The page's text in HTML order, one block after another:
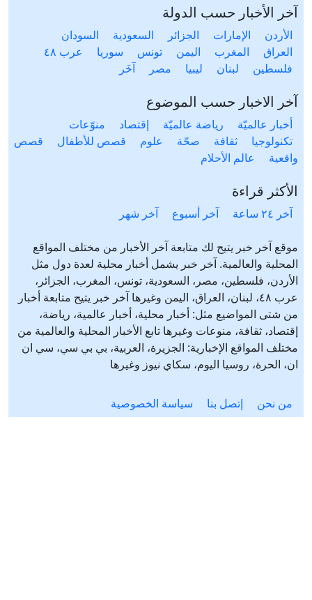
آخر الأخبار حسب الدولة
الأردن الإمارات الجزائر السعودية
السودان
العراق
المغرب اليمن تونس سوريا
عرب ٤٨
فلسطين
لبنان ليبيا مصر آخَر
آخر الاخبار حسب الموضوع
أخبار عالميّة رياضة عالميّة إقتصاد
منوّعات
تكنولوجيا
ثقافة صحّة علوم قصص للأطفال
قصص
واقعية
عالم الأحلام
الأكثر قراءة
آخر ٢٤ ساعة آخر أسبوع آخر شهر
موقع آخر خبر يتيح لك متابعة آخر الأخبار من مختلف المواقع
المحلية والعالمية. آخر خبر يشمل أخبار محلية لعدة دول مثل
الأردن، فلسطين، مصر، السعودية، تونس، المغرب، الجزائر،
عرب ٤٨، لبنان، العراق، اليمن وغيرها آخر خبر يتيح متابعة أخبار
من شتى المواضيع مثل: أخبار محلية، أخبار عالمية، رياضة،
إقتصاد، ثقافة، منوعات وغيرها تابع الأخبار المحلية والعالمية من
مختلف المواقع الإخبارية: الجزيرة، العربية، بي بي سي، سي ان
ان، الحرة، روسيا اليوم، سكاي نيوز وغيرها
من نحن إتصل بنا سياسة الخصوصية